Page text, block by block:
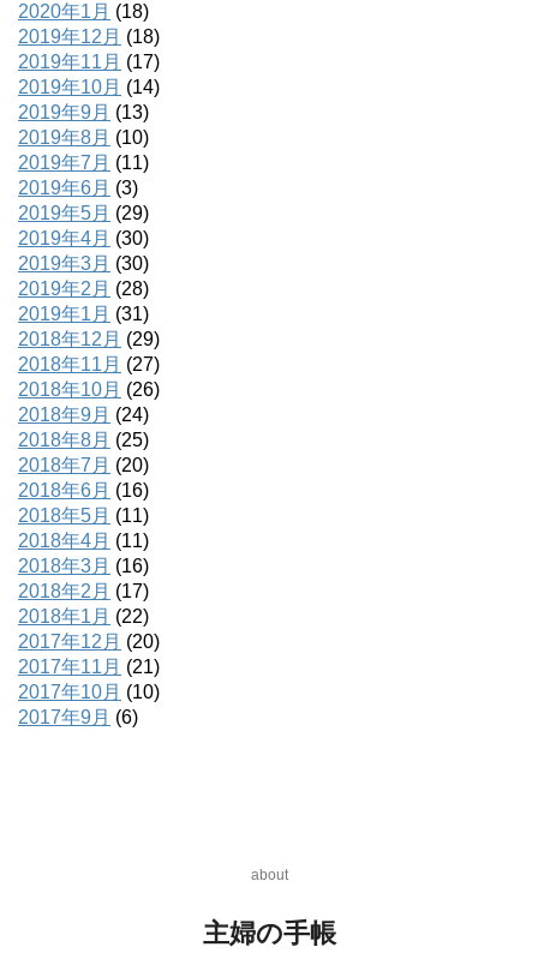
2020年1月 (18)
2019年12月 (18)
2019年11月 (17)
2019年10月 (14)
2019年9月 (13)
2019年8月 (10)
2019年7月 (11)
2019年6月 (3)
2019年5月 (29)
2019年4月 (30)
2019年3月 (30)
2019年2月 (28)
2019年1月 (31)
2018年12月 (29)
2018年11月 (27)
2018年10月 (26)
2018年9月 (24)
2018年8月 (25)
2018年7月 (20)
2018年6月 (16)
2018年5月 (11)
2018年4月 (11)
2018年3月 (16)
2018年2月 (17)
2018年1月 (22)
2017年12月 (20)
2017年11月 (21)
2017年10月 (10)
2017年9月 (6)
about
主婦の手帳